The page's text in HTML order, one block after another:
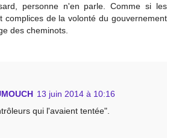
personne n'en parle. Comme si les
complices de la volonté du gouvernement
des cheminots.
13 juin 2014 à 10:16
qui l'avaient tentée".